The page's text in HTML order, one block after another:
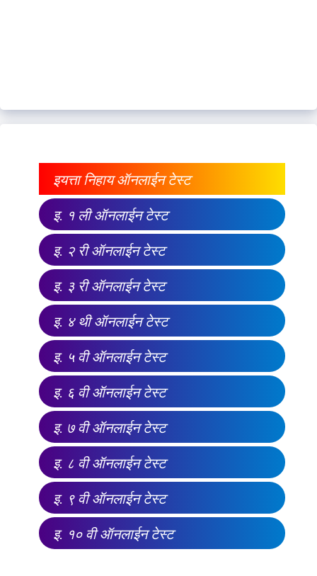
इयत्ता निहाय ऑनलाईन टेस्ट
इ. १ ली ऑनलाईन टेस्ट
इ. २ री ऑनलाईन टेस्ट
इ. ३ री ऑनलाईन टेस्ट
इ. ४ थी ऑनलाईन टेस्ट
इ. ५ वी ऑनलाईन टेस्ट
इ. ६ वी ऑनलाईन टेस्ट
इ. ७ वी ऑनलाईन टेस्ट
इ. ८ वी ऑनलाईन टेस्ट
इ. ९ वी ऑनलाईन टेस्ट
इ. १० वी ऑनलाईन टेस्ट